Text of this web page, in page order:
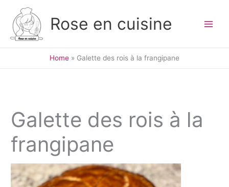
content
Rose en cuisine
Home Galette des rois à la frangipane
Galette des rois à la
frangipane